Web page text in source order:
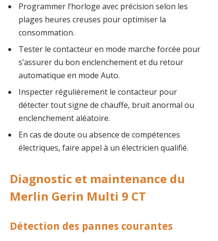
Programmer l’horloge avec précision selon les
plages heures creuses pour optimiser la
consommation.
Tester le contacteur en mode marche forcée pour
s’assurer du bon enclenchement et du retour
automatique en mode Auto.
Inspecter régulièrement le contacteur pour
détecter tout signe de chauffe, bruit anormal ou
enclenchement aléatoire.
En cas de doute ou absence de compétences
électriques, faire appel à un électricien qualifié.
Diagnostic et maintenance du
Merlin Gerin Multi 9 CT
Détection des pannes courantes